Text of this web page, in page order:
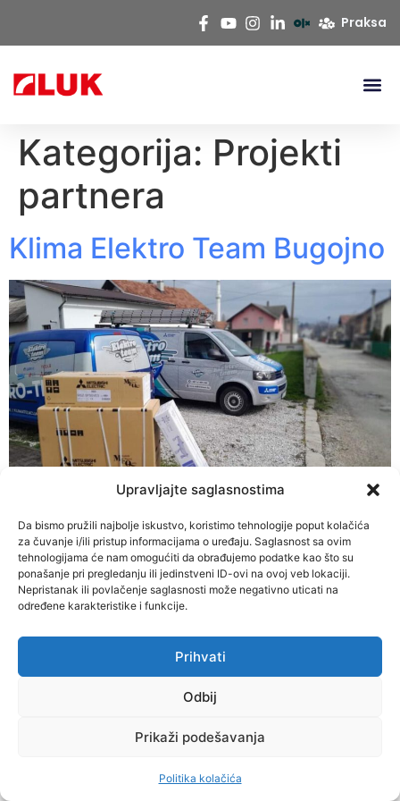
Upravljajte saglasnostima
Da bismo pružili najbolje iskustvo, koristimo tehnologije poput kolačića
za čuvanje i/ili pristup informacijama o uređaju. Saglasnost sa ovim
tehnologijama će nam omogućiti da obrađujemo podatke kao što su
ponašanje pri pregledanju ili jedinstveni ID-ovi na ovoj veb lokaciji.
Nepristanak ili povlačenje saglasnosti može negativno uticati na
određene karakteristike i funkcije.
Prihvati
Odbij
Prikaži podešavanja
Politika kolačića
Praksa
Kategorija: Projekti
partnera
Klima Elektro Team Bugojno
Ako želite i vi za svoj objekat najbolje ? pozovite nas ili
posjetite naše poslovnice za više informacija.
© 2024 All rights Reserved.